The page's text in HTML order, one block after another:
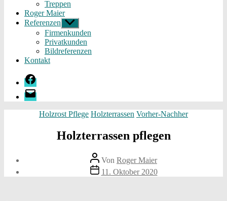
Treppen
Roger Maier
Referenzen Untermenü
anzeigen
Firmenkunden
Privatkunden
Bildreferenzen
Kontakt
Facebook
E-
Mail
Kategorien
Holzrost Pflege Holzterrassen Vorher-Nachher
Holzterrassen pflegen
Beitragsautor
Von Roger Maier
Beitragsdatum
11. Oktober 2020